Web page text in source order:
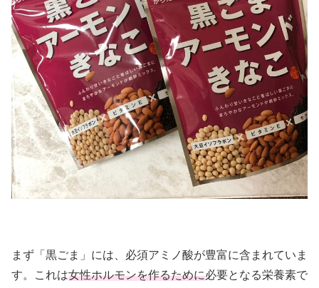
まず「黒ごま」には、必須アミノ酸が豊富に含まれていま
す。これは女性ホルモンを作るために必要となる栄養素で